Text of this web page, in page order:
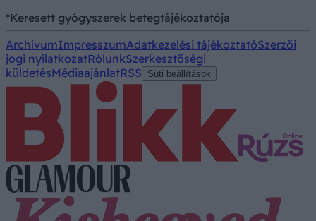
*Keresett gyógyszerek betegtájékoztatója
ArchívumImpresszumAdatkezelési tájékoztatóSzerzői
jogi nyilatkozatRólunkSzerkesztőségi
küldetésMédiaajánlatRSS Süti beállítások